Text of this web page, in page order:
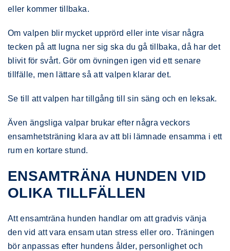
eller kommer tillbaka.
Om valpen blir mycket upprörd eller inte visar några
tecken på att lugna ner sig ska du gå tillbaka, då har det
blivit för svårt. Gör om övningen igen vid ett senare
tillfälle, men lättare så att valpen klarar det.
Se till att valpen har tillgång till sin säng och en leksak.
Även ängsliga valpar brukar efter några veckors
ensamhetsträning klara av att bli lämnade ensamma i ett
rum en kortare stund.
ENSAMTRÄNA HUNDEN VID
OLIKA TILLFÄLLEN
Att ensamträna hunden handlar om att gradvis vänja
den vid att vara ensam utan stress eller oro. Träningen
bör anpassas efter hundens ålder, personlighet och